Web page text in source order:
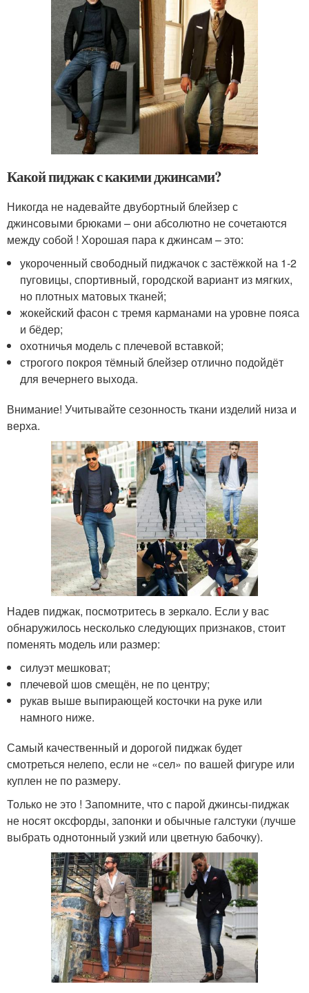
Какой пиджак с какими джинсами?
Никогда не надевайте двубортный блейзер с
джинсовыми брюками – они абсолютно не сочетаются
между собой ! Хорошая пара к джинсам – это:
укороченный свободный пиджачок с застёжкой на 1-2
пуговицы, спортивный, городской вариант из мягких,
но плотных матовых тканей;
жокейский фасон с тремя карманами на уровне пояса
и бёдер;
охотничья модель с плечевой вставкой;
строгого покроя тёмный блейзер отлично подойдёт
для вечернего выхода.
Внимание! Учитывайте сезонность ткани изделий низа и
верха.
Надев пиджак, посмотритесь в зеркало. Если у вас
обнаружилось несколько следующих признаков, стоит
поменять модель или размер:
силуэт мешковат;
плечевой шов смещён, не по центру;
рукав выше выпирающей косточки на руке или
намного ниже.
Самый качественный и дорогой пиджак будет
смотреться нелепо, если не «сел» по вашей фигуре или
куплен не по размеру.
Только не это ! Запомните, что с парой джинсы-пиджак
не носят оксфорды, запонки и обычные галстуки (лучше
выбрать однотонный узкий или цветную бабочку).